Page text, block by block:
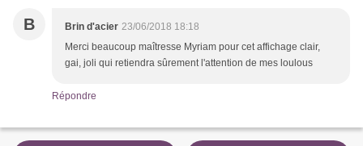
B Brin d'acier 23/06/2018 18:18
Merci beaucoup maîtresse Myriam pour cet affichage clair,
gai, joli qui retiendra sûrement l'attention de mes loulous
Répondre